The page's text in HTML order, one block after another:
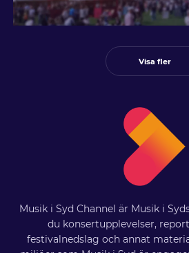
Visa fler
Musik i Syd Channel är Musik i
du konsertupplevelser,
festivalnedslag och annat